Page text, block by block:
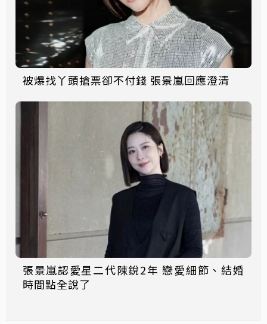
被爆找丫頭搶票卻不付錢 張景嵐回應澄清
張景嵐認愛星二代陳銳2年 戀愛細節、結婚
時間點全說了